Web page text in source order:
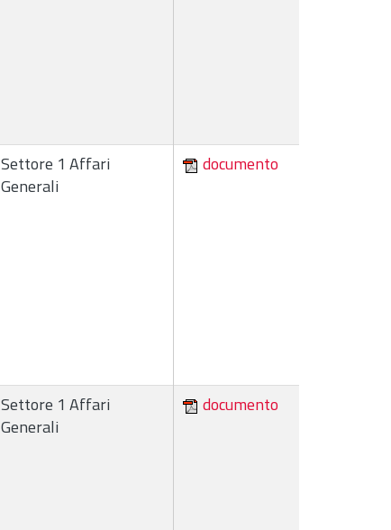
Settore 1 Affari
Generali
documento
Settore 1 Affari
Generali
documento